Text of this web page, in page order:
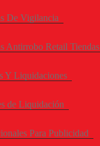
De Vigilancia
Antirrobo Retail Tiendas
Y Liquidaciones
de Liquidación
Para Publicidad